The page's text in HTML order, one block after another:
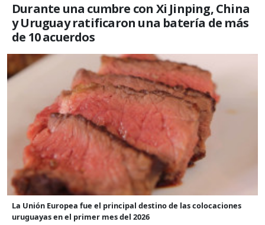
Durante una cumbre con Xi Jinping, China
y Uruguay ratificaron una batería de más
de 10 acuerdos
La Unión Europea fue el principal destino de las colocaciones
uruguayas en el primer mes del 2026